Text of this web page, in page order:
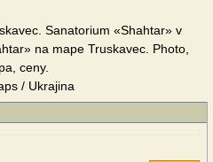
Sanatorium «Shahtar» v
na mape Truskavec. Photo,
ceny.
/ Ukrajina